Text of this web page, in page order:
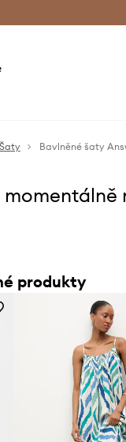
Šaty Bavlněné šaty
produkty